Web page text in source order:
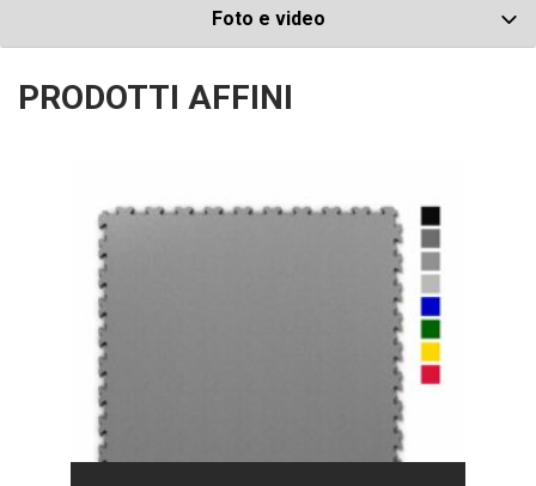
Foto e video
PRODOTTI AFFINI